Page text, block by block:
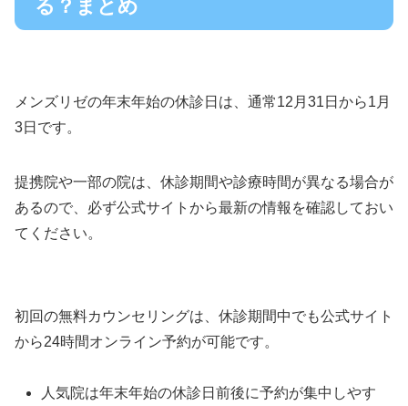
る？まとめ
メンズリゼの年末年始の休診日は、通常12月31日から1月
3日です。
提携院や一部の院は、休診期間や診療時間が異なる場合が
あるので、必ず公式サイトから最新の情報を確認しておい
てください。
初回の無料カウンセリングは、休診期間中でも公式サイト
から24時間オンライン予約が可能です。
人気院は年末年始の休診日前後に予約が集中しやす